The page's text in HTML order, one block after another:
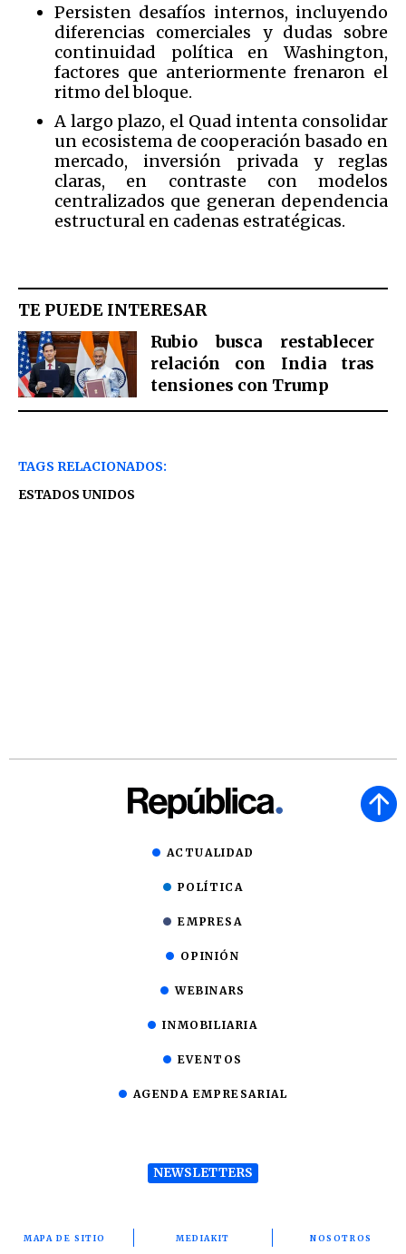
Persisten desafíos internos, incluyendo
diferencias comerciales y dudas sobre
continuidad política en Washington,
factores que anteriormente frenaron el
ritmo del bloque.
A largo plazo, el Quad intenta consolidar
un ecosistema de cooperación basado en
mercado, inversión privada y reglas
claras, en contraste con modelos
centralizados que generan dependencia
estructural en cadenas estratégicas.
TE PUEDE INTERESAR
Rubio busca restablecer
relación con India tras
tensiones con Trump
TAGS RELACIONADOS:
ESTADOS UNIDOS
ACTUALIDAD
POLÍTICA
EMPRESA
OPINIÓN
WEBINARS
INMOBILIARIA
EVENTOS
AGENDA EMPRESARIAL
NEWSLETTERS
MAPA DE SITIO MEDIAKIT NOSOTROS